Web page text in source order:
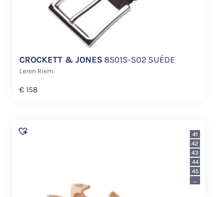
CROCKETT & JONES 8501S-S02 SUÉDE
Leren Riem.
€ 158
41
42
43
44
45
...